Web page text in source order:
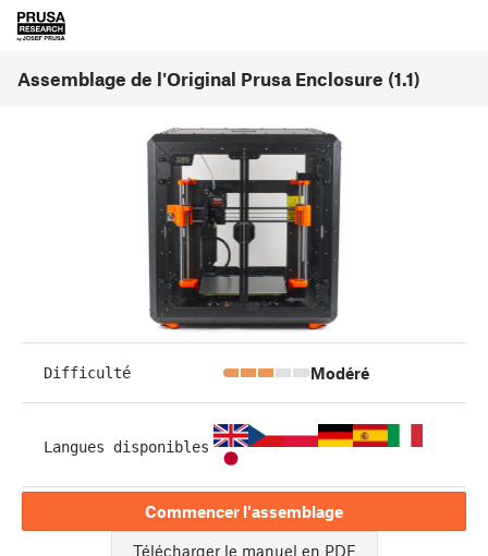
Assemblage de l'Original Prusa Enclosure (1.1)
Difficulté Modéré
Langues disponibles
Commencer l'assemblage
Télécharger le manuel en PDF